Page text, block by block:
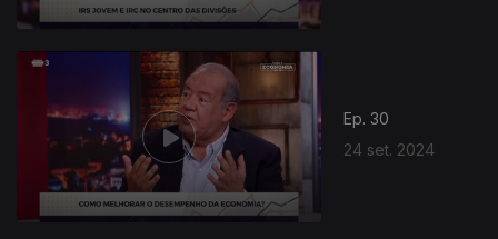
Ep. 30
24 set. 2024
793710